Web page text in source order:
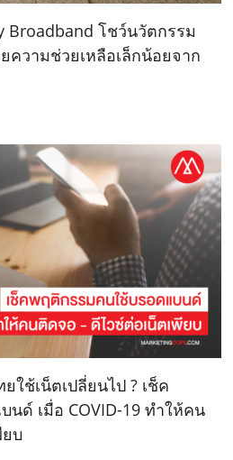
Broadband โชว์นวัตกรรม
ความช่วยเหลือเล็กน้อยจาก
ใช้เน็ตเปลี่ยนไป ? เช็ค
ด์ เมื่อ COVID-19 ทำให้คน
บ